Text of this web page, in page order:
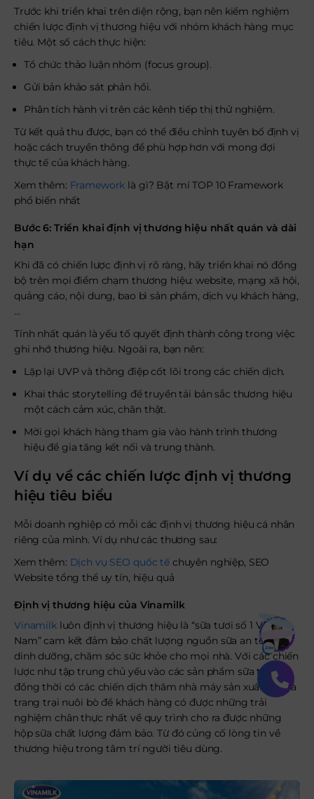
Trước khi triển khai trên diện rộng, bạn nên kiểm nghiệm
chiến lược định vị thương hiệu với nhóm khách hàng mục
tiêu. Một số cách thực hiện:
Tổ chức thảo luận nhóm (focus group).
Gửi bản khảo sát phản hồi.
Phân tích hành vi trên các kênh tiếp thị thử nghiệm.
Từ kết quả thu được, bạn có thể điều chỉnh tuyên bố định vị
hoặc cách truyền thông để phù hợp hơn với mong đợi
thực tế của khách hàng.
Xem thêm: Framework là gì? Bật mí TOP 10 Framework
phổ biến nhất
Bước 6: Triển khai định vị thương hiệu nhất quán và dài
hạn
Khi đã có chiến lược định vị rõ ràng, hãy triển khai nó đồng
bộ trên mọi điểm chạm thương hiệu: website, mạng xã hội,
quảng cáo, nội dung, bao bì sản phẩm, dịch vụ khách hàng,
…
Tính nhất quán là yếu tố quyết định thành công trong việc
ghi nhớ thương hiệu. Ngoài ra, bạn nên:
Lặp lại UVP và thông điệp cốt lõi trong các chiến dịch.
Khai thác storytelling để truyền tải bản sắc thương hiệu
một cách cảm xúc, chân thật.
Mời gọi khách hàng tham gia vào hành trình thương
hiệu để gia tăng kết nối và trung thành.
Ví dụ về các chiến lược định vị thương
hiệu tiêu biểu
Mỗi doanh nghiệp có mỗi các định vị thương hiệu cá nhân
riêng của mình. Ví dụ như các thương sau:
Xem thêm: Dịch vụ SEO quốc tếchuyên nghiệp, SEO
Website tổng thể uy tín, hiệu quả
Định vị thương hiệu của Vinamilk
Vinamilkluôn định vị thương hiệu là “sữa tươi số 1 Việt
Nam” cam kết đảm bảo chất lượng nguồn sữa an toàn,
dinh dưỡng, chăm sóc sức khỏe cho mọi nhà. Với các chiến
lược như tập trung chủ yếu vào các sản phẩm sữa tươi,
đồng thời có các chiến dịch thăm nhà máy sản xuất sữa và
trang trại nuôi bò để khách hàng có được những trải
nghiệm chân thực nhất về quy trình cho ra được những
hộp sữa chất lượng đảm bảo. Từ đó củng cố lòng tin về
thương hiệu trong tâm trí người tiêu dùng.
Bạn muốn hiểu thêm?Xem chi tiết